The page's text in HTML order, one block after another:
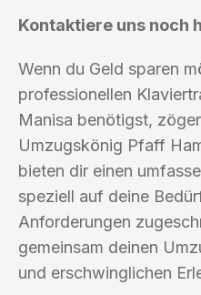
Kontaktiere uns noch
Wenn du Geld sparen
professionellen
Manisa benötigst,
Umzugskönig Pfaff
bieten dir einen
speziell auf deine
Anforderungen
gemeinsam deinen
und erschwinglichen